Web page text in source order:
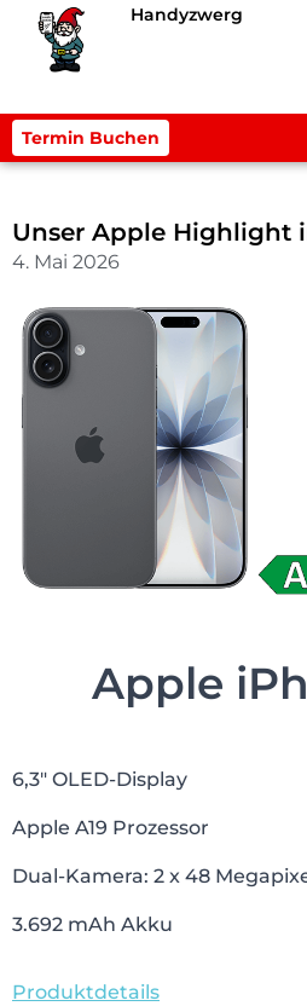
Handyzwerg
Termin Buchen
Unser Apple Highlight
4. Mai 2026
Apple
6,3″ OLED-Display
Apple A19 Prozessor
Dual-Kamera: 2 x 48
3.692 mAh Akku
Produktdetails